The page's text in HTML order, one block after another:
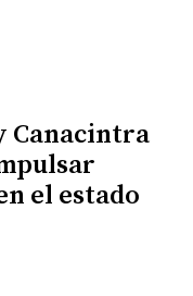
Canacintra
el estado